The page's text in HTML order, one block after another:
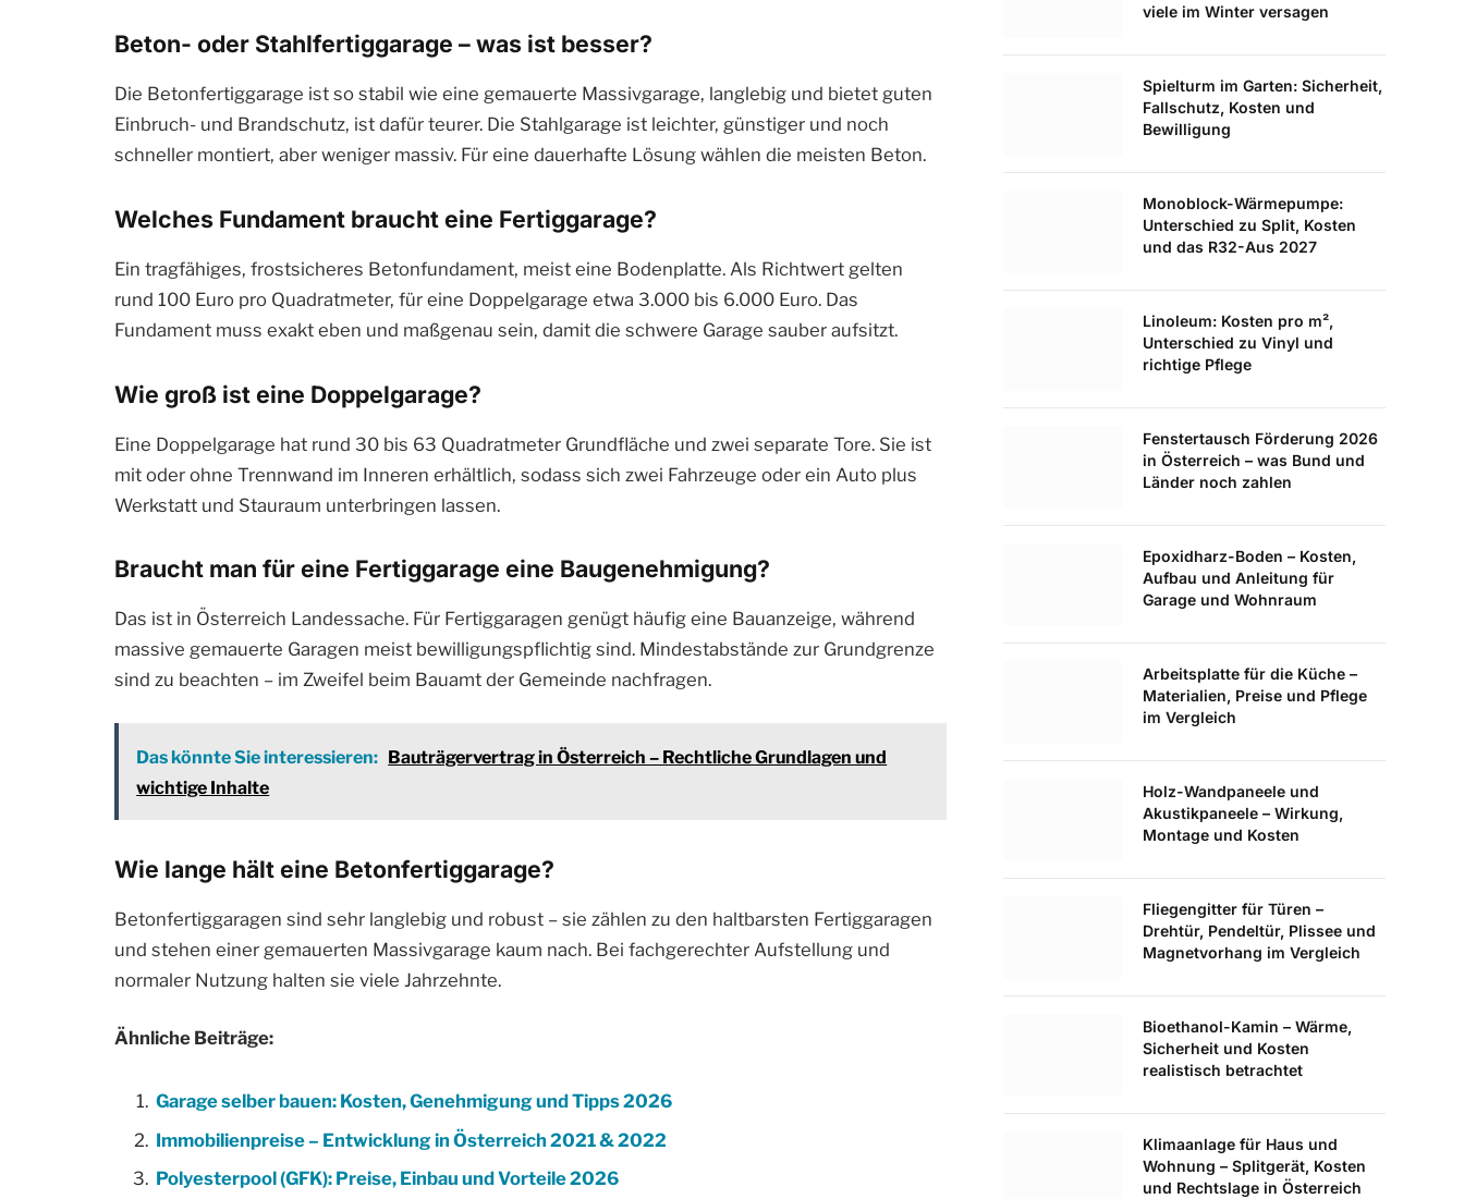
Beton- oder Stahlfertiggarage – was ist besser?
Die Betonfertiggarage ist so stabil wie eine gemauerte Massivgarage, langlebig und bietet guten
Einbruch- und Brandschutz, ist dafür teurer. Die Stahlgarage ist leichter, günstiger und noch
schneller montiert, aber weniger massiv. Für eine dauerhafte Lösung wählen die meisten Beton.
Welches Fundament braucht eine Fertiggarage?
Ein tragfähiges, frostsicheres Betonfundament, meist eine Bodenplatte. Als Richtwert gelten
rund 100 Euro pro Quadratmeter, für eine Doppelgarage etwa 3.000 bis 6.000 Euro. Das
Fundament muss exakt eben und maßgenau sein, damit die schwere Garage sauber aufsitzt.
Wie groß ist eine Doppelgarage?
Eine Doppelgarage hat rund 30 bis 63 Quadratmeter Grundfläche und zwei separate Tore. Sie ist
mit oder ohne Trennwand im Inneren erhältlich, sodass sich zwei Fahrzeuge oder ein Auto plus
Werkstatt und Stauraum unterbringen lassen.
Braucht man für eine Fertiggarage eine Baugenehmigung?
Das ist in Österreich Landessache. Für Fertiggaragen genügt häufig eine Bauanzeige, während
massive gemauerte Garagen meist bewilligungspflichtig sind. Mindestabstände zur Grundgrenze
sind zu beachten – im Zweifel beim Bauamt der Gemeinde nachfragen.
Das könnte Sie interessieren: Bauträgervertrag in Österreich – Rechtliche Grundlagen und
wichtige Inhalte
Wie lange hält eine Betonfertiggarage?
Betonfertiggaragen sind sehr langlebig und robust – sie zählen zu den haltbarsten Fertiggaragen
und stehen einer gemauerten Massivgarage kaum nach. Bei fachgerechter Aufstellung und
normaler Nutzung halten sie viele Jahrzehnte.
Ähnliche Beiträge:
Garage selber bauen: Kosten, Genehmigung und Tipps 2026
Immobilienpreise – Entwicklung in Österreich 2021 & 2022
Polyesterpool (GFK): Preise, Einbau und Vorteile 2026
viele im Winter versagen
Spielturm im Garten: Sicherheit,
Fallschutz, Kosten und
Bewilligung
Monoblock-Wärmepumpe:
Unterschied zu Split, Kosten
und das R32-Aus 2027
Linoleum: Kosten pro m²,
Unterschied zu Vinyl und
richtige Pflege
Fenstertausch Förderung 2026
in Österreich – was Bund und
Länder noch zahlen
Epoxidharz-Boden – Kosten,
Aufbau und Anleitung für
Garage und Wohnraum
Arbeitsplatte für die Küche –
Materialien, Preise und Pflege
im Vergleich
Holz-Wandpaneele und
Akustikpaneele – Wirkung,
Montage und Kosten
Fliegengitter für Türen –
Drehtür, Pendeltür, Plissee und
Magnetvorhang im Vergleich
Bioethanol-Kamin – Wärme,
Sicherheit und Kosten
realistisch betrachtet
Klimaanlage für Haus und
Wohnung – Splitgerät, Kosten
und Rechtslage in Österreich